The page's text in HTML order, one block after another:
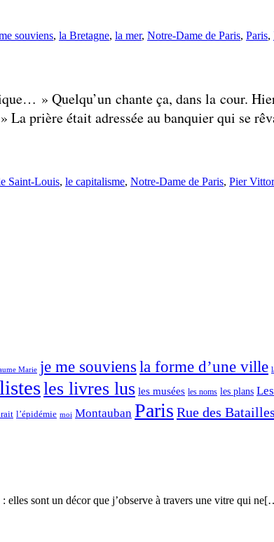
souviens, la Bretagne, la mer, Notre-Dame de Paris, Paris,
» Quelqu’un chante ça, dans la cour.
prière était adressée au banquier qui se
Saint-Louis, le capitalisme, Notre-Dame de Paris, Pier
Marie je me souviens la forme d’une ville
les livres lus les musées les noms les plans
l’épidémie moi Montauban Paris Rue des Batailles
elles sont un décor que j’observe à travers une vitre qui